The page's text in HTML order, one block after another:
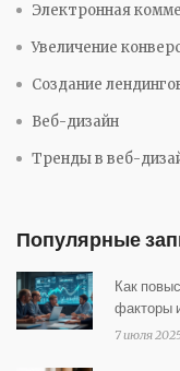
Электронная
Увеличение
Создание
Веб-дизайн
Тренды в веб-
Популярные
Как
факторы
7 июля